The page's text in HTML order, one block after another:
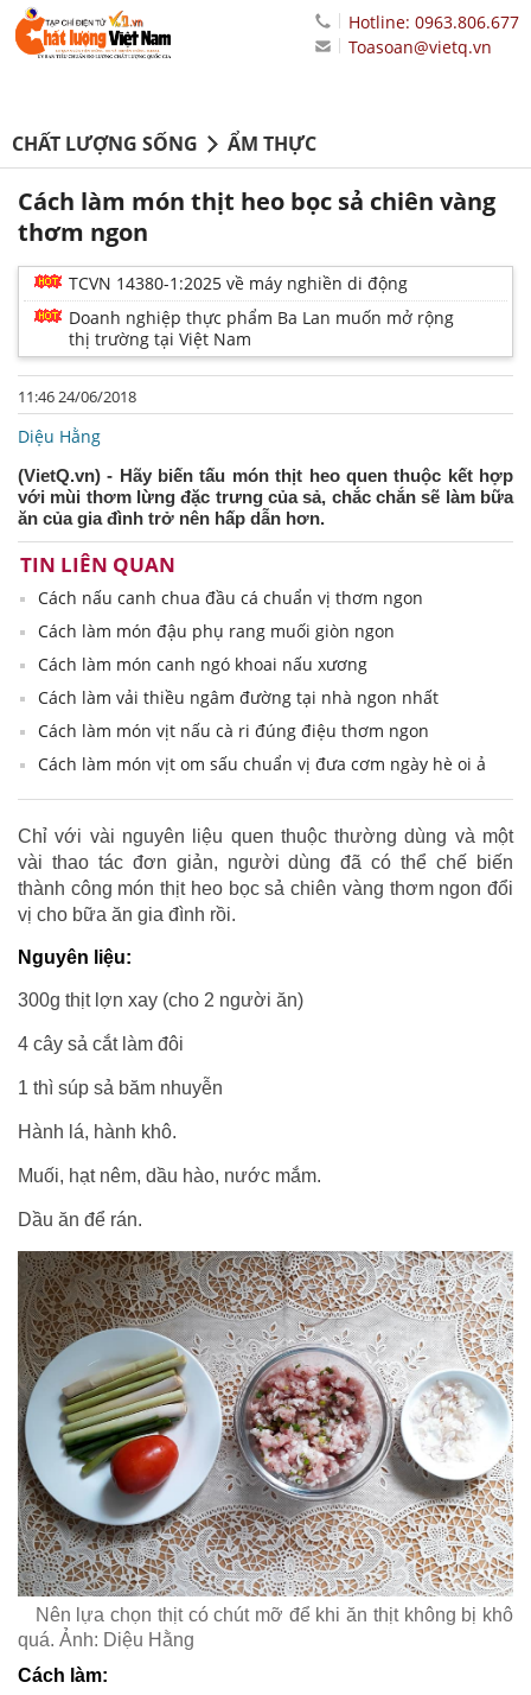
Hotline: 0963.806.677
Toasoan@vietq.vn
CHẤT LƯỢNG SỐNG ẨM THỰC
Cách làm món thịt heo bọc sả chiên vàng
thơm ngon
TCVN 14380-1:2025 về máy nghiền di động
Doanh nghiệp thực phẩm Ba Lan muốn mở rộng
thị trường tại Việt Nam
11:46 24/06/2018
Diệu Hằng
(VietQ.vn) - Hãy biến tấu món thịt heo quen thuộc kết hợp
với mùi thơm lừng đặc trưng của sả, chắc chắn sẽ làm bữa
ăn của gia đình trở nên hấp dẫn hơn.
TIN LIÊN QUAN
Cách nấu canh chua đầu cá chuẩn vị thơm ngon
Cách làm món đậu phụ rang muối giòn ngon
Cách làm món canh ngó khoai nấu xương
Cách làm vải thiều ngâm đường tại nhà ngon nhất
Cách làm món vịt nấu cà ri đúng điệu thơm ngon
Cách làm món vịt om sấu chuẩn vị đưa cơm ngày hè oi ả
Chỉ với vài nguyên liệu quen thuộc thường dùng và một
vài thao tác đơn giản, người dùng đã có thể chế biến
thành công món thịt heo bọc sả chiên vàng thơm ngon đổi
vị cho bữa ăn gia đình rồi.
Nguyên liệu:
300g thịt lợn xay (cho 2 người ăn)
4 cây sả cắt làm đôi
1 thì súp sả băm nhuyễn
Hành lá, hành khô.
Muối, hạt nêm, dầu hào, nước mắm.
Dầu ăn để rán.
Nên lựa chọn thịt có chút mỡ để khi ăn thịt không bị khô
quá. Ảnh: Diệu Hằng
Cách làm: